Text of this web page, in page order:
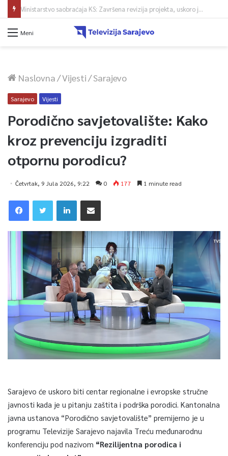
Meni
Naslovna/Vijesti/Sarajevo
Sarajevo Vijesti
Porodično savjetovalište: Kako
kroz prevenciju izgraditi
otpornu porodicu?
Četvrtak, 9 Jula 2026, 9:22 0 177 1 minute read
Sarajevo će uskoro biti centar regionalne i evropske stručne
javnosti kada je u pitanju zaštita i podrška porodici. Kantonalna
javna ustanova “Porodično savjetovalište” premijerno je u
programu Televizije Sarajevo najavila Treću međunarodnu
konferenciju pod nazivom “Rezilijentna porodica i